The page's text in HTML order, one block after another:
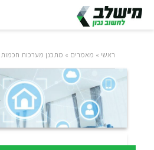
ראשי » מאמרים » מתכנן מערכות חכמות